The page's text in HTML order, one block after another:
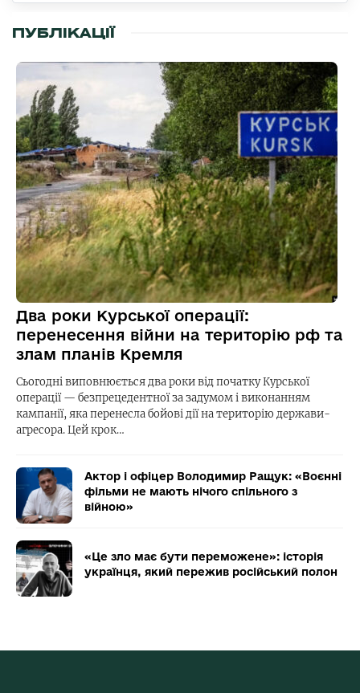
ПУБЛІКАЦІЇ
Два роки Курської операції:
перенесення війни на територію рф та
злам планів Кремля
Сьогодні виповнюється два роки від початку Курської
операції — безпрецедентної за задумом і виконанням
кампанії, яка перенесла бойові дії на територію держави-
агресора. Цей крок…
Актор і офіцер Володимир Ращук: «Воєнні
фільми не мають нічого спільного з
війною»
«Це зло має бути переможене»: історія
українця, який пережив російський полон